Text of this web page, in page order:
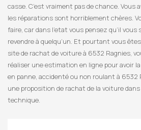
casse. C’est vraiment pas de chance. Vous
les réparations sont horriblement chères.
faire, car dans l’etat vous pensez qu’il vous
revendre à quelqu’un. Et pourtant vous
site de rachat de voiture à 6532 Ragnies,
réaliser une estimation en ligne pour avoir
en panne, accidenté ou non roulant à 6532
une proposition de rachat de la voiture
technique.